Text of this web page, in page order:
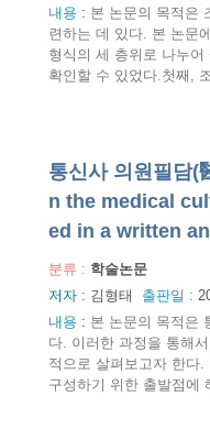
내용 : 본 논문의 목적은
련하는 데 있다. 본 논문
형식의 세 층위로 나누
확인할 수 있었다.첫째,
통신사 의원필담(
n the medical
ed in a written
분류 : 학술논문
저자 : 김형태 출판일 :
내용 : 본 논문의 목적은
다. 이러한 과정을 통해
적으로 살펴보고자 한다
구성하기 위한 출발점에